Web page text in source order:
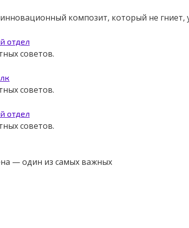
композит, который не гниет,
отдел
советов.
советов.
отдел
советов.
— один из самых важных